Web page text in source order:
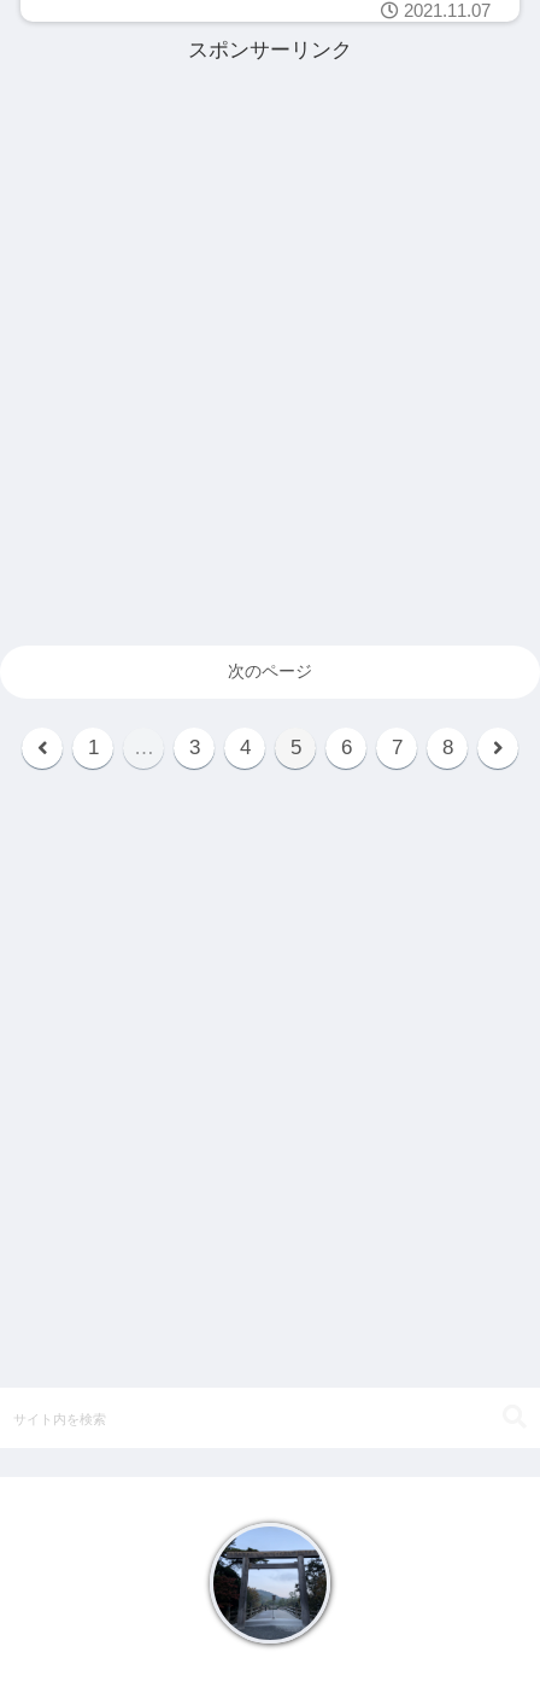
2021.11.07
スポンサーリンク
次のページ
1 … 3 4 5 6 7 8